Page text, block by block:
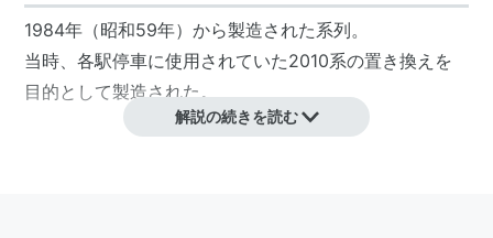
1984年（昭和59年）から製造された系列。
当時、各駅停車に使用されていた2010系の置き換えを
目的として製造された。
解説の続きを読む